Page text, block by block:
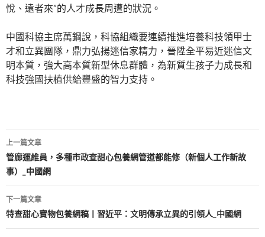
悅、遠者來”的人才成長周遭的狀況。
中國科協主席萬鋼說，科協組織要連續推進培養科技領甲士
才和立異團隊，鼎力弘揚迷信家精力，晉陞全平易近迷信文
明本質，強大高本質新型休息群體，為新質生孩子力成長和
科技強國扶植供給豐盛的智力支持。
文
章
導
覽
上一篇文章
管廊運維員，多種市政查甜心包養網管道都能修（新個人工作新故
事）_中國網
下一篇文章
特查甜心寶物包養網稿丨習近平：文明傳承立異的引領人_中國網